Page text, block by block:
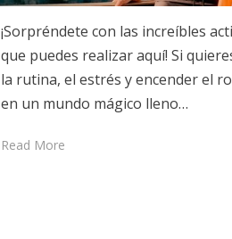
¡Sorpréndete con las increíbles
que puedes realizar aquí! Si
la rutina, el estrés y encender el
en un mundo mágico lleno…
Read More